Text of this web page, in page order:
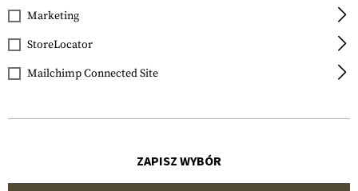
Marketing
StoreLocator
Mailchimp Connected Site
ZAPISZ WYBÓR